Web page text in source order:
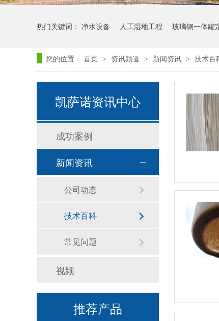
热门关键词： 净水设备 人工湿地工程 玻璃钢一体罐
您的位置： 首页 > 资讯频道 > 新闻资讯 > 技术百
凯萨诺资讯中心
成功案例
新闻资讯
公司动态
技术百科
常见问题
视频
推荐产品
玻璃钢罐体定制